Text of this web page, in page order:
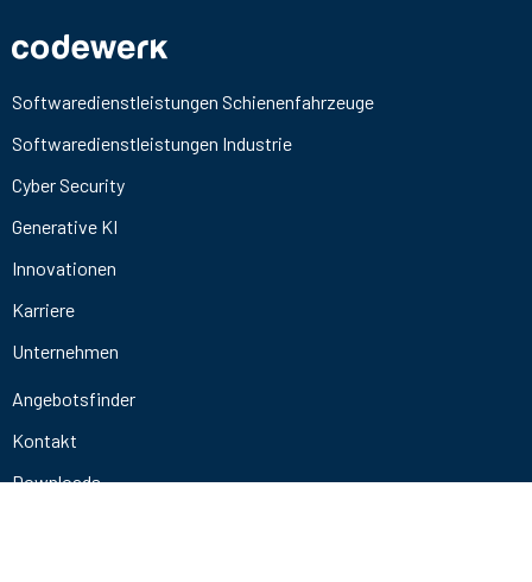
Softwaredienstleistungen Schienenfahrzeuge
Softwaredienstleistungen Industrie
Cyber Security
Generative KI
Innovationen
Karriere
Unternehmen
Angebotsfinder
Kontakt
Downloads